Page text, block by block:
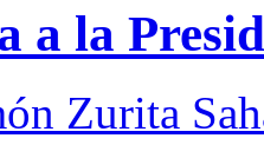
a la
Zurita